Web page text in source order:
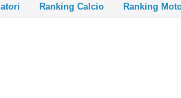
Ranking Calcio Ranking